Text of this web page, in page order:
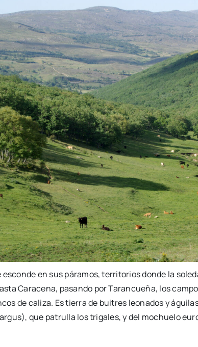
esconde en sus páramos, territorios donde la
Caracena, pasando por Tarancueña, los
de caliza. Es tierra de buitres leonados y
que patrulla los trigales, y del mochuelo